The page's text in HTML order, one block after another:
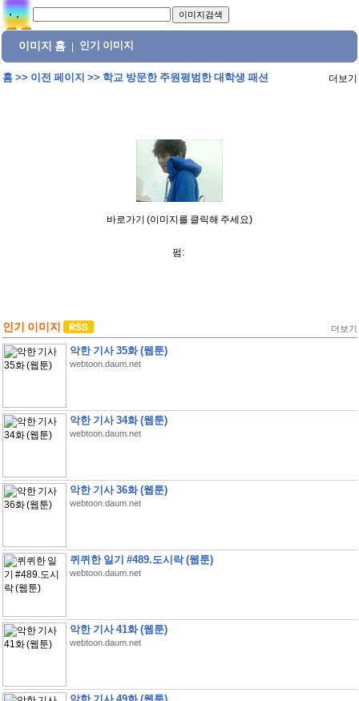
이미지 홈 인기 이미지
홈>> 이전 페이지 >> 학교 방문한 주원평범한 대학생 패션 더보기
바로가기 (이미지를 클릭해 주세요)
펌:
인기 이미지 더보기
악한 기사 35화 (웹툰)
webtoon.daum.net
악한 기사 34화 (웹툰)
webtoon.daum.net
악한 기사 36화 (웹툰)
webtoon.daum.net
퀴퀴한 일기 #489.도시락 (웹툰)
webtoon.daum.net
악한 기사 41화 (웹툰)
webtoon.daum.net